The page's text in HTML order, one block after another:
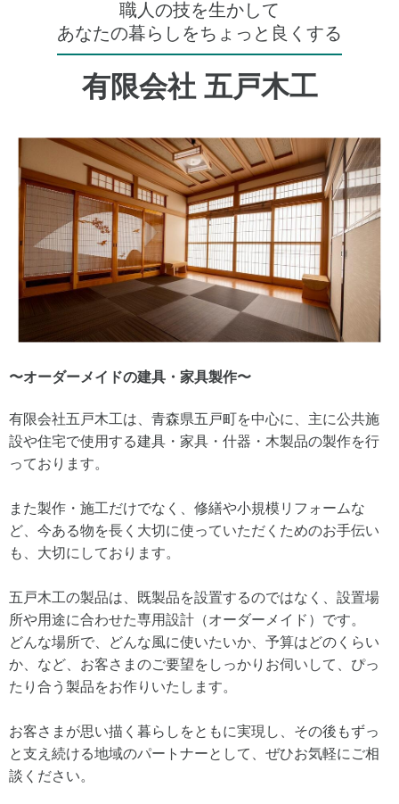
職人の技を生かして
あなたの暮らしをちょっと良くする
有限会社 五戸木工
〜オーダーメイドの建具・家具製作〜
有限会社五戸木工は、青森県五戸町を中心に、主に公共施
設や住宅で使用する建具・家具・什器・木製品の製作を行
っております。
また製作・施工だけでなく、修繕や小規模リフォームな
ど、今ある物を長く大切に使っていただくためのお手伝い
も、大切にしております。
五戸木工の製品は、既製品を設置するのではなく、設置場
所や用途に合わせた専用設計（オーダーメイド）です。
どんな場所で、どんな風に使いたいか、予算はどのくらい
か、など、お客さまのご要望をしっかりお伺いして、ぴっ
たり合う製品をお作りいたします。
お客さまが思い描く暮らしをともに実現し、その後もずっ
と支え続ける地域のパートナーとして、ぜひお気軽にご相
談ください。